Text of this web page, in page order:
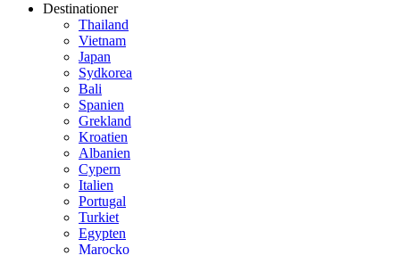
Destinationer
Thailand
Vietnam
Japan
Sydkorea
Bali
Spanien
Grekland
Kroatien
Albanien
Cypern
Italien
Portugal
Turkiet
Egypten
Marocko